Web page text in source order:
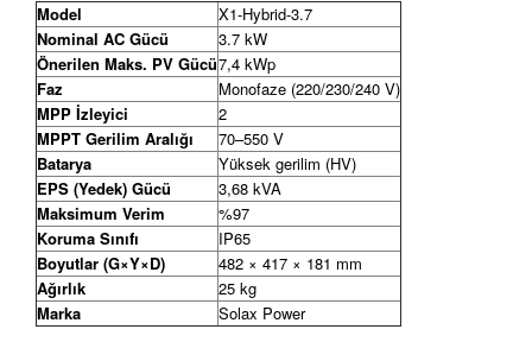
Model
X1-Hybrid-3.7
Nominal AC Gücü
3.7 kW
Önerilen Maks. PV Gücü7,4 kWp
Faz
Monofaze (220/230/240 V)
MPP İzleyici
2
MPPT Gerilim Aralığı
70–550 V
Batarya
Yüksek gerilim (HV)
EPS (Yedek) Gücü
3,68 kVA
Maksimum Verim
%97
Koruma Sınıfı
IP65
Boyutlar (G×Y×D)
482 × 417 × 181 mm
Ağırlık
25 kg
Marka
Solax Power